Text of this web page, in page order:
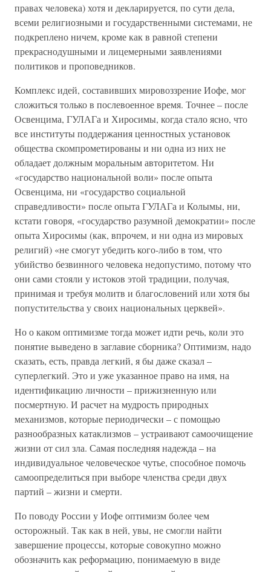
правах человека) хотя и декларируется, по сути дела,
всеми религиозными и государственными системами, не
подкреплено ничем, кроме как в равной степени
прекраснодушными и лицемерными заявлениями
политиков и проповедников.
Комплекс идей, составивших мировоззрение Иофе, мог
сложиться только в послевоенное время. Точнее – после
Освенцима, ГУЛАГа и Хиросимы, когда стало ясно, что
все институты поддержания ценностных установок
общества скомпрометированы и ни одна из них не
обладает должным моральным авторитетом. Ни
«государство национальной воли» после опыта
Освенцима, ни «государство социальной
справедливости» после опыта ГУЛАГа и Колымы, ни,
кстати говоря, «государство разумной демократии» после
опыта Хиросимы (как, впрочем, и ни одна из мировых
религий) «не смогут убедить кого-либо в том, что
убийство безвинного человека недопустимо, потому что
они сами стояли у истоков этой традиции, получая,
принимая и требуя молитв и благословений или хотя бы
попустительства у своих национальных церквей».
Но о каком оптимизме тогда может идти речь, коли это
понятие выведено в заглавие сборника? Оптимизм, надо
сказать, есть, правда легкий, я бы даже сказал –
суперлегкий. Это и уже указанное право на имя, на
идентификацию личности – прижизненную или
посмертную. И расчет на мудрость природных
механизмов, которые периодически – с помощью
разнообразных катаклизмов – устраивают самоочищение
жизни от сил зла. Самая последняя надежда – на
индивидуальное человеческое чутье, способное помочь
самоопределиться при выборе членства среди двух
партий – жизни и смерти.
По поводу России у Иофе оптимизм более чем
осторожный. Так как в ней, увы, не смогли найти
завершение процессы, которые совокупно можно
обозначить как реформацию, понимаемую в виде